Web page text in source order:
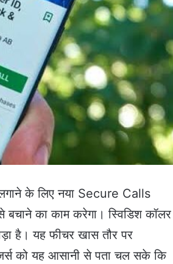
के लिए नया Secure Calls
का काम करेगा। स्विडिश कॉलर
है। यह फीचर खास तौर पर
को यह आसानी से पता चल सके कि